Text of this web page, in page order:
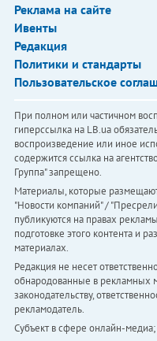
Реклама на сайте
Ивенты
Редакция
Политики и стандарты
Пользовательское
При полном или частичном
гиперссылка на LB.ua
воспроизведение или иное
содержится ссылка на
Группа" запрещено.
Материалы, которые
"Новости компаний" /
публикуются на правах
подготовке этого контента и
материалах.
Редакция не несет
обнародованные в рекламных
законодательству,
рекламодатель.
Субъект в сфере онлайн-